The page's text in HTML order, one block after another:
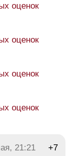
оценок
оценок
оценок
оценок
21:21 +7